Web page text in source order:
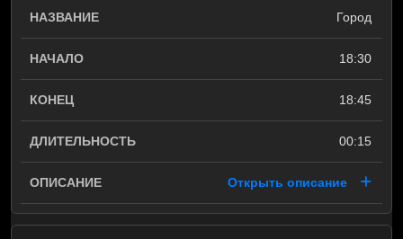
Город
18:30
18:45
00:15
Открыть описание